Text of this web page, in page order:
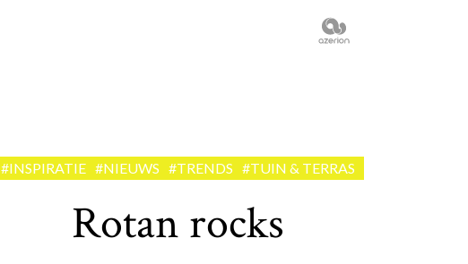
#INSPIRATIE #NIEUWS #TRENDS #TUIN & TERRAS
Rotan rocks